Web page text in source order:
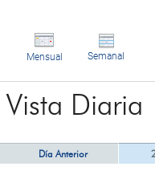
Mensual Semanal
Vista Diaria
Día Anterior